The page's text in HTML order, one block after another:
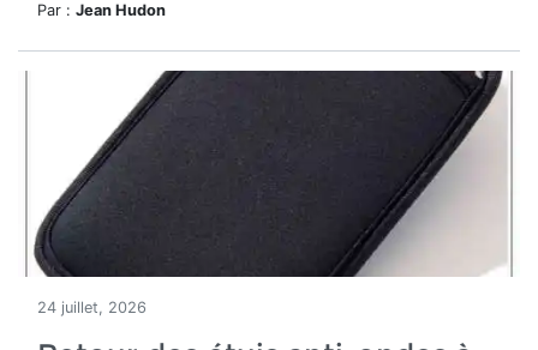
Par : Jean Hudon
24 juillet, 2026